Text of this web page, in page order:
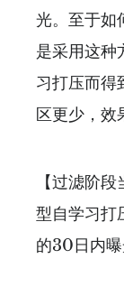
光。至于如
是采用这种
习打压而得
区更少，效
【过滤阶
型自学习打
的30日内曝